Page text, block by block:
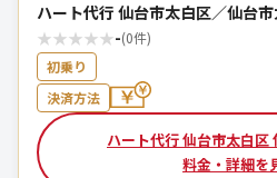
ハート代行 仙台市太白区／仙台
★★★★★-(0件)
初乗り
決済方法
ハート代行 仙台市太白区
料金・詳細を